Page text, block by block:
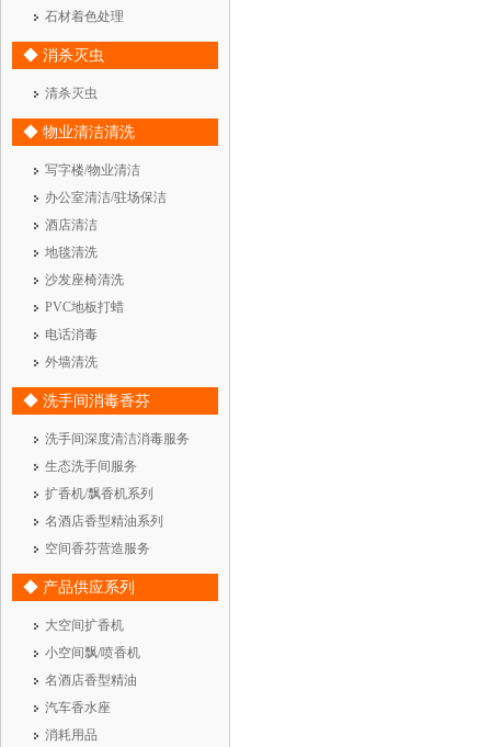
石材着色处理
◆ 消杀灭虫
清杀灭虫
◆ 物业清洁清洗
写字楼/物业清洁
办公室清洁/驻场保洁
酒店清洁
地毯清洗
沙发座椅清洗
PVC地板打蜡
电话消毒
外墙清洗
◆ 洗手间消毒香芬
洗手间深度清洁消毒服务
生态洗手间服务
扩香机/飘香机系列
名酒店香型精油系列
空间香芬营造服务
◆ 产品供应系列
大空间扩香机
小空间飘/喷香机
名酒店香型精油
汽车香水座
消耗用品